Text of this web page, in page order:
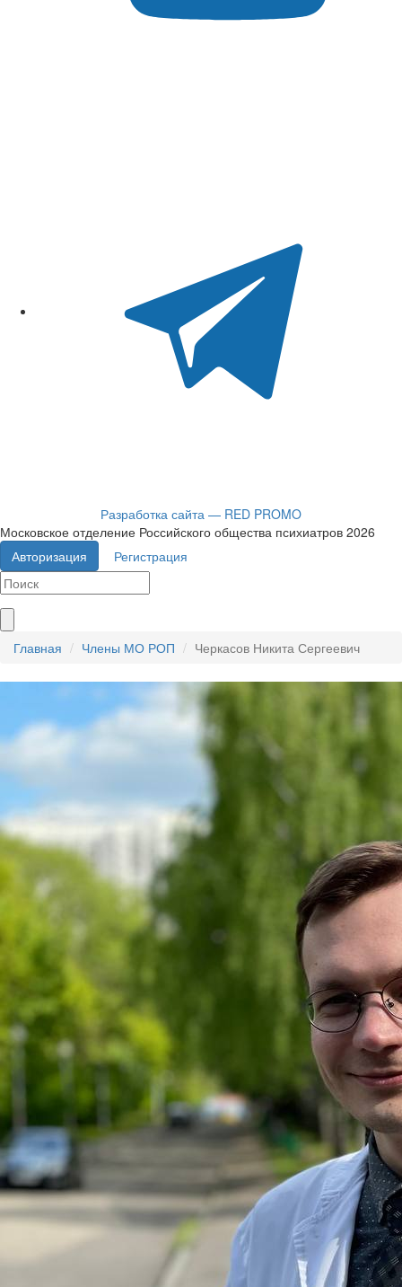
Разработка сайта — RED PROMO
Московское отделение Российского общества психиатров 2026
Авторизация
Регистрация
Главная Члены МО РОП Черкасов Никита Сергеевич